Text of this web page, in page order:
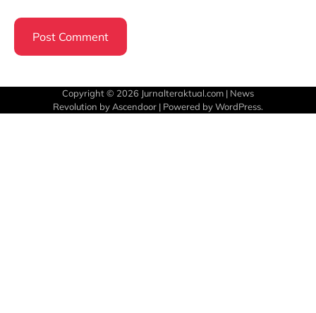
Copyright © 2026 Jurnalteraktual.com | News
Revolution by Ascendoor | Powered byWordPress.